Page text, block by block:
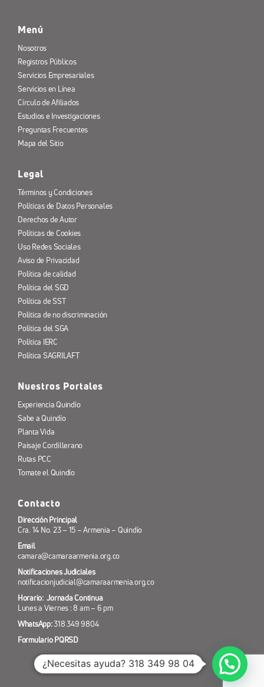
Menú
Nosotros
Registros Públicos
Servicios Empresariales
Servicios en Línea
Círculo de Afiliados
Estudios e Investigaciones
Preguntas Frecuentes
Mapa del Sitio
Legal
Términos y Condiciones
Políticas de Datos Personales
Derechos de Autor
Políticas de Cookies
Uso Redes Sociales
Aviso de Privacidad
Política de calidad
Política del SGD
Política de SST
Política de no discriminación
Política del SGA
Política IERC
Política SAGRILAFT
Nuestros Portales
Experiencia Quindío
Sabe a Quindío
Planta Vida
Paisaje Cordillerano
Rutas PCC
Tomate el Quindío
Contacto
Dirección Principal
Cra. 14 No. 23 – 15 – Armenia – Quindío
Email
camara@camaraarmenia.org.co
Notificaciones Judiciales
notificacionjudicial@camaraarmenia.org.co
Horario: Jornada Continua
Lunes a Viernes : 8 am – 6 pm
WhatsApp:318 349 9804
Formulario PQRSD
¿Necesitas ayuda? 318 349 98 04